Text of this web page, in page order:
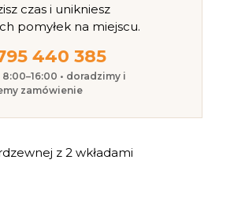
czas i unikniesz
pomyłek na miejscu.
440 385
8:00–16:00 • doradzimy i
zamówienie
z 2 wkładami